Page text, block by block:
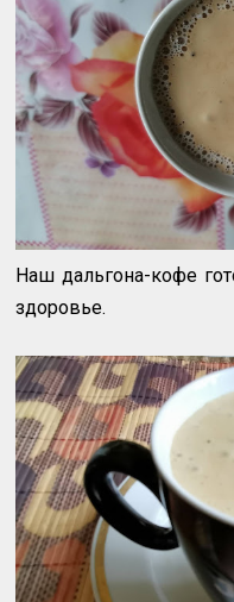
Наш дальгона-кофе
здоровье.